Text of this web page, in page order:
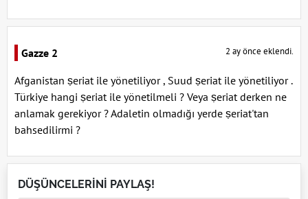
Gazze 2 2 ay önce eklendi.
Afganistan ṣeriat ile yönetiliyor , Suud ṣeriat ile yönetiliyor .
Türkiye hangi ṣeriat ile yönetilmeli ? Veya ṣeriat derken ne
anlamak gerekiyor ? Adaletin olmadığı yerde ṣeriat'tan
bahsedilirmi ?
DÜŞÜNCELERİNİ PAYLAŞ!